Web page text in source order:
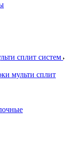
сплит систем
мульти сплит